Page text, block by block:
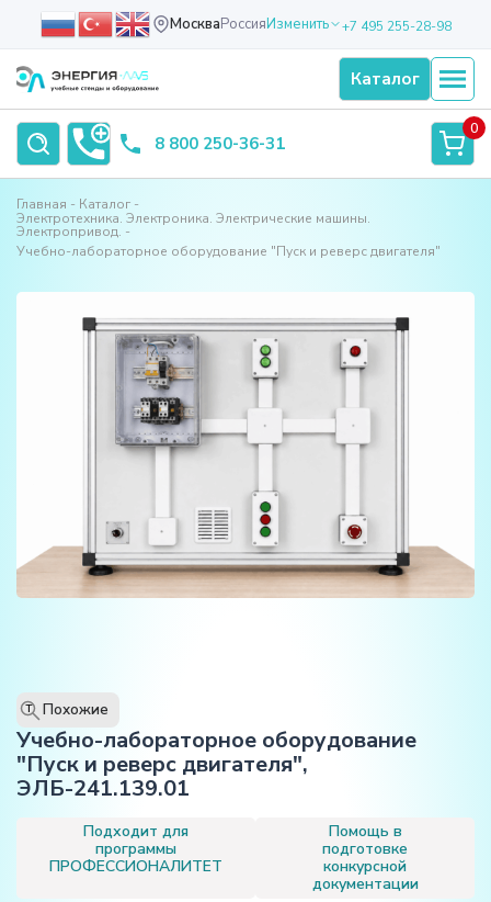
МоскваРоссияИзменить +7 495 255-28-98
Каталог
8 800 250-36-31
0
Главная
Каталог
Электротехника. Электроника. Электрические машины.
Электропривод.
Учебно-лабораторное оборудование "Пуск и реверс двигателя"
T Похожие
Учебно-лабораторное оборудование
"Пуск и реверс двигателя",
ЭЛБ-241.139.01
Подходит для
программы
ПРОФЕССИОНАЛИТЕТ
Помощь в
подготовке
конкурсной
документации